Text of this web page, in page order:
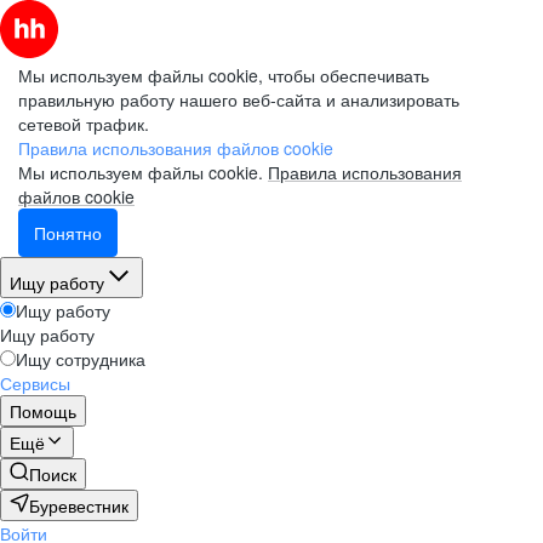
Мы используем файлы cookie, чтобы обеспечивать
правильную работу нашего веб-сайта и анализировать
сетевой трафик.
Правила использования файлов cookie
Мы используем файлы cookie. Правила использования
файлов cookie
Понятно
Ищу работу
Ищу работу
Ищу работу
Ищу сотрудника
Сервисы
Помощь
Ещё
Поиск
Буревестник
Войти